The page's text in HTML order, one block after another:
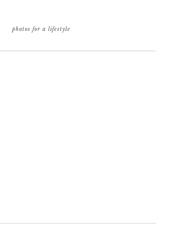
photos for a lifestyle